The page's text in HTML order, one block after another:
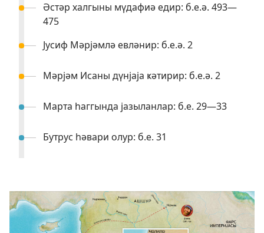
Әстәр халгыны мүдафиә едир: б.е.ә. 493—
475
Јусиф Мәрјәмлә евләнир: б.е.ә. 2
Мәрјәм Исаны дүнјаја ҝәтирир: б.е.ә. 2
Марта һаггында јазыланлар: б.е. 29—33
Бутрус һәвари олур: б.е. 31